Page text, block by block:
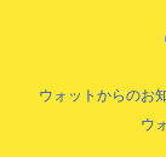
ウォットからのお
ウ